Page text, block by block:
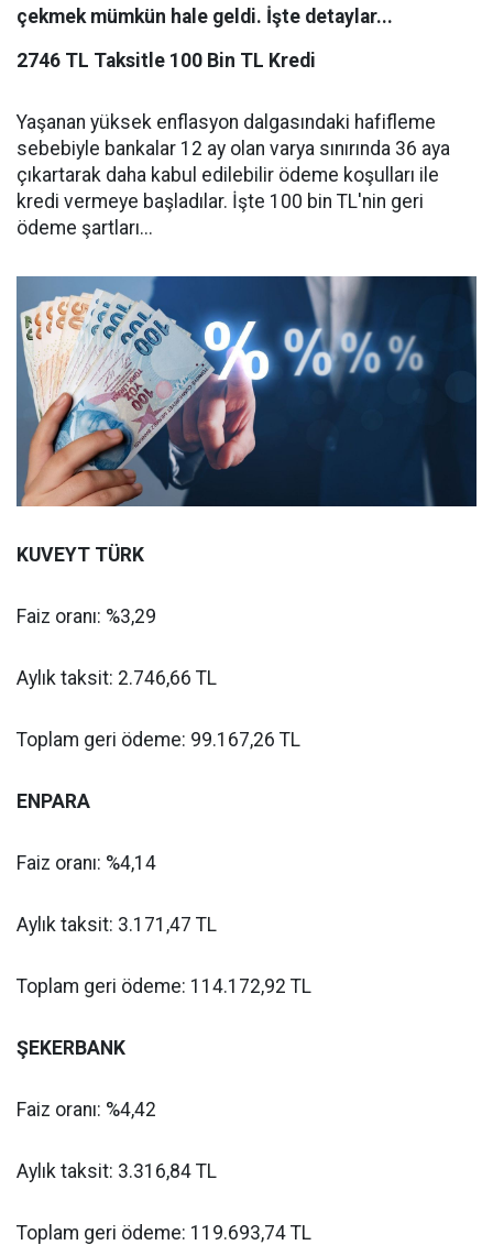
çekmek mümkün hale geldi. İşte detaylar...
2746 TL Taksitle 100 Bin TL Kredi
Yaşanan yüksek enflasyon dalgasındaki hafifleme
sebebiyle bankalar 12 ay olan varya sınırında 36 aya
çıkartarak daha kabul edilebilir ödeme koşulları ile
kredi vermeye başladılar. İşte 100 bin TL'nin geri
ödeme şartları...
KUVEYT TÜRK
Faiz oranı: %3,29
Aylık taksit: 2.746,66 TL
Toplam geri ödeme: 99.167,26 TL
ENPARA
Faiz oranı: %4,14
Aylık taksit: 3.171,47 TL
Toplam geri ödeme: 114.172,92 TL
ŞEKERBANK
Faiz oranı: %4,42
Aylık taksit: 3.316,84 TL
Toplam geri ödeme: 119.693,74 TL